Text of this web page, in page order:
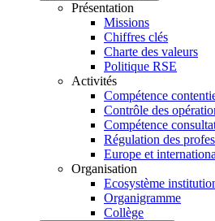
Présentation
Missions
Chiffres clés
Charte des valeurs
Politique RSE
Activités
Compétence
Contrôle des
Compétence
Régulation des
Europe et
Organisation
Ecosystème
Organigramme
Collège